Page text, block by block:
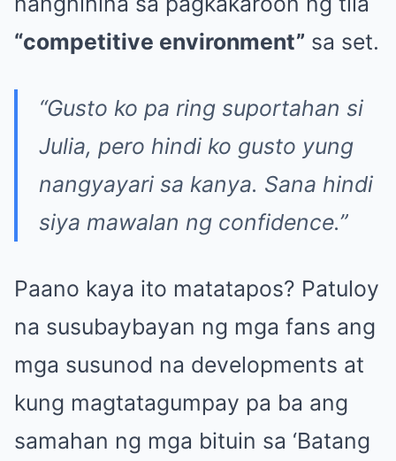
“competitive environment” sa set.
“Gusto ko pa ring suportahan si
Julia, pero hindi ko gusto yung
nangyayari sa kanya. Sana hindi
siya mawalan ng confidence.”
Paano kaya ito matatapos? Patuloy
na susubaybayan ng mga fans ang
mga susunod na developments at
kung magtatagumpay pa ba ang
samahan ng mga bituin sa ‘Batang